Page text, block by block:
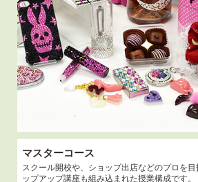
マスターコース
スクール開校や、ショップ出店などのプロを
ップアップ講座も組み込まれた授業構成です。